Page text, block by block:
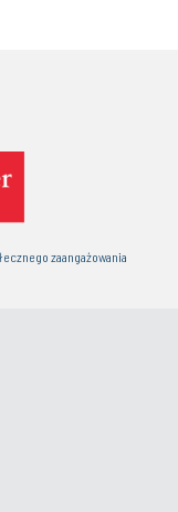
zaangażowania